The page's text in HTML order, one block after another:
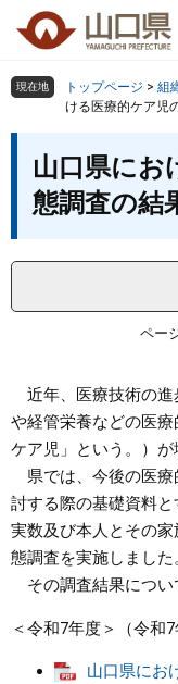
の
頭
ー
飛
組織で探す
教育・文化・スポ
しごと・産業・観光
まちづくり
県政情報
検索の仕方 組織
現在地 トップページ > 組
ける医療的ケア児
山口県にお
態調査の結
ペー
近年、医療技術の進
や経管栄養などの医
ケア児」という。）が
県では、今後の医療
討する際の基礎資料
実数及び本人とその
態調査を実施しました
その調査結果につい
＜令和7年度＞（令和7
山口県にお